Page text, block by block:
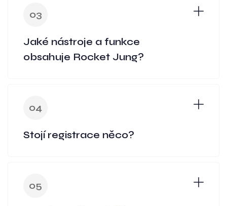
03
Jaké nástroje a funkce
obsahuje Rocket Jung?
04
Stojí registrace něco?
05